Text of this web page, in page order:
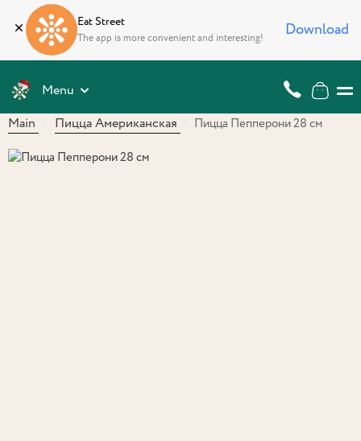
Eat Street
The app is more convenient and interesting! Download
Menu
Main
Пицца Американская Пицца Пепперони 28 см